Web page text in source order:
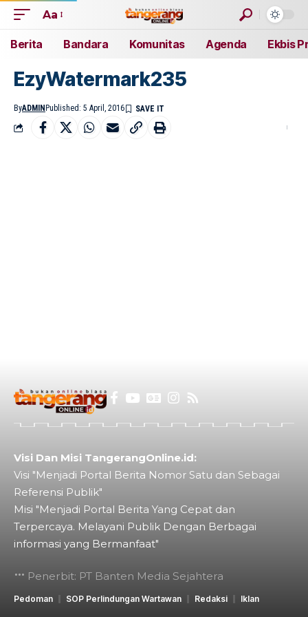
Aa
Berita Bandara Komunitas Agenda Ekbis
EzyWatermark235
ByADMIN Published: 5 April, 2016
Visi Dan Misi TangerangOnline.id:
Visi "Menjadi Portal Berita Nomor Satu dan Sebagai
Referensi Publik"
Misi "Menjadi Portal Berita Yang Cepat dan
Terpercaya. Melayani Publik Dengan Berbagai
informasi yang Bermanfaat"
Penerbit: PT Banten Media Sejahtera
Pedoman SOP Perlindungan Wartawan Redaksi Iklan